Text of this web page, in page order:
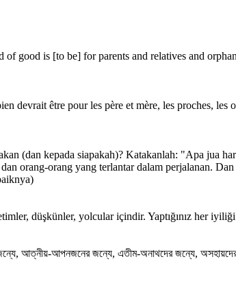
good is [to be] for parents and relatives and
devrait être pour les père et mère, les proches,
(dan kepada siapakah)? Katakanlah: "Apa jua
orang-orang yang terlantar dalam perjalanan.
düşkünler, yolcular içindir. Yaptığınız her
জন্যে, আত্নীয়-আপনজনের জন্যে, এতীম-অনাথদের জন্যে,